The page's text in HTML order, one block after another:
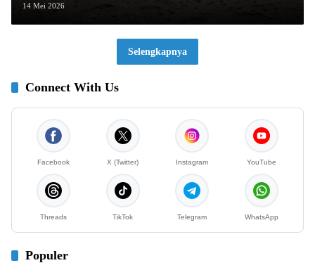
14 Mei 2026
Selengkapnya
Connect With Us
Facebook X (Twitter) Instagram YouTube
Threads TikTok Telegram WhatsApp
Populer